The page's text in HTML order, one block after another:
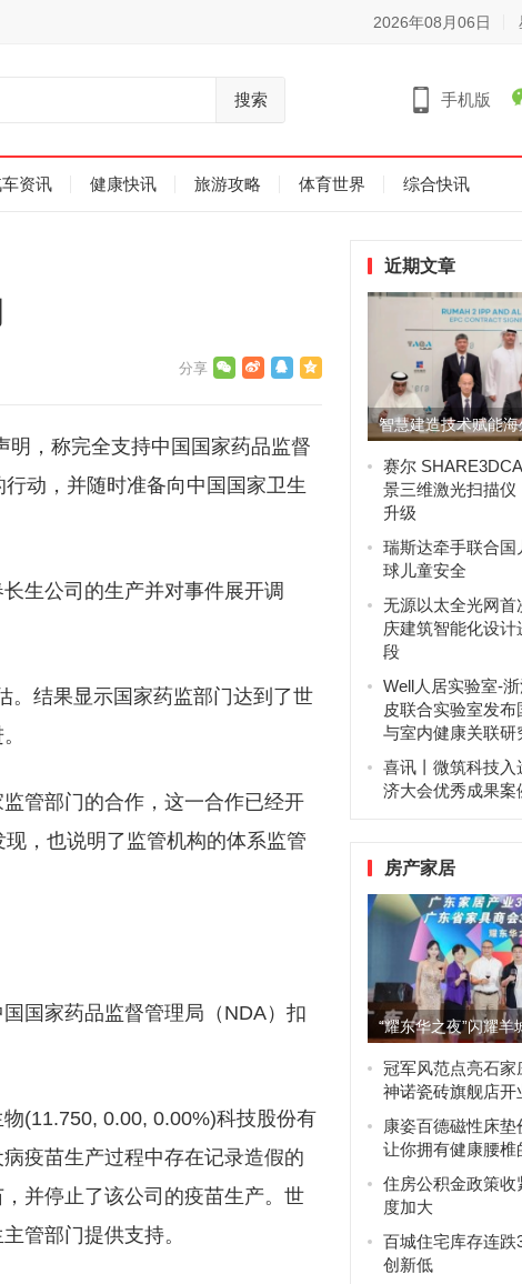
2026年08月06日
搜索 手机版
资讯 健康快讯 旅游攻略 体育世界 综合快讯
明，称完全支持中国国家药品监督
动，并随时准备向中国国家卫生
生公司的生产并对事件展开调
。结果显示国家药监部门达到了世
管部门的合作，这一合作已经开
，也说明了监管机构的体系监管
国家药品监督管理局（NDA）扣
(11.750, 0.00, 0.00%)科技股份有
疫苗生产过程中存在记录造假的
并停止了该公司的疫苗生产。世
管部门提供支持。
近期文章
智慧建造技术赋能
克科技助力沙特阿
赛尔
景三维激光扫描
升级
瑞斯达牵手联合国
球儿童安全
无源以太全光网
庆建筑智能化设
段
Well人居实验室-
皮联合实验室发
与室内健康关联研
喜讯丨微筑科技入
济大会优秀成果案
房产家居
“耀东华之夜”闪耀
商会30周年辉煌
冠军风范点亮石家
神诺瓷砖旗舰店开
康姿百德磁性床垫
让你拥有健康腰椎
住房公积金政策
度加大
百城住宅库存连跌
创新低